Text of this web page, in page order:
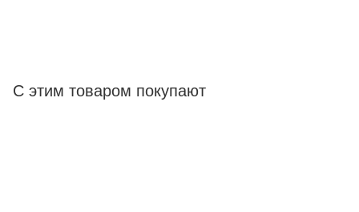
С этим товаром покупают